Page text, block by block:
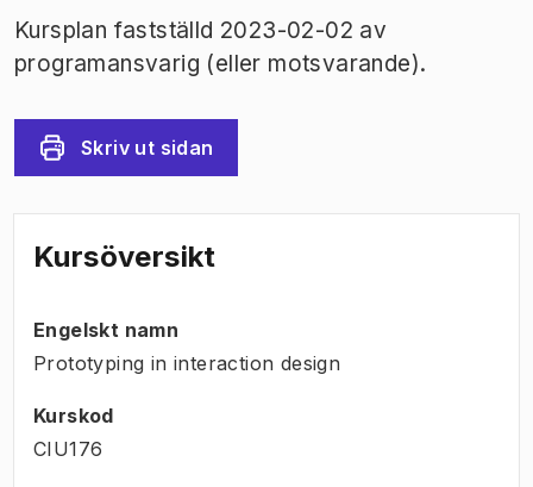
Kursplan fastställd 2023-02-02 av
programansvarig (eller motsvarande).
Skriv ut sidan
Kursöversikt
Engelskt namn
Prototyping in interaction design
Kurskod
CIU176